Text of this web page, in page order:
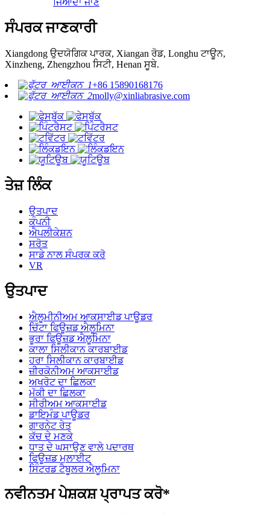
ਜਿਆਦਾ ਜਾਣੋ
ਸੰਪਰਕ ਜਾਣਕਾਰੀ
Xiangdong ਉਦਯੋਗਿਕ ਪਾਰਕ, ​​Xiangan ਰੋਡ, Longhu ਟਾਊਨ,
Xinzheng, Zhengzhou ਸਿਟੀ, Henan ਸੂਬੇ.
+86 15890168176
molly@xinliabrasive.com
ਤੇਜ਼ ਲਿੰਕ
ਉਤਪਾਦ
ਕੰਪਨੀ
ਐਪਲੀਕੇਸ਼ਨ
ਸਰੋਤ
ਸਾਡੇ ਨਾਲ ਸੰਪਰਕ ਕਰੋ
VR
ਉਤਪਾਦ
ਐਲੂਮੀਨੀਅਮ ਆਕਸਾਈਡ ਪਾਊਡਰ
ਚਿੱਟਾ ਫਿਊਜ਼ਡ ਐਲੂਮਿਨਾ
ਭੂਰਾ ਫਿਊਜ਼ਡ ਐਲੂਮਿਨਾ
ਕਾਲਾ ਸਿਲੀਕਾਨ ਕਾਰਬਾਈਡ
ਹਰਾ ਸਿਲੀਕਾਨ ਕਾਰਬਾਈਡ
ਜ਼ੀਰਕੋਨੀਅਮ ਆਕਸਾਈਡ
ਅਖਰੋਟ ਦਾ ਛਿਲਕਾ
ਮੱਕੀ ਦਾ ਛਿਲਕਾ
ਸੀਰੀਅਮ ਆਕਸਾਈਡ
ਡਾਇਮੰਡ ਪਾਊਡਰ
ਗਾਰਨੇਟ ਰੇਤ
ਕੱਚ ਦੇ ਮਣਕੇ
ਧਾਤ ਦੇ ਘਸਾਉਣ ਵਾਲੇ ਪਦਾਰਥ
ਫਿਊਜ਼ਡ ਮੁਲਾਈਟ
ਸਿੰਟਰਡ ਟੈਬੂਲਰ ਐਲੂਮਿਨਾ
ਨਵੀਨਤਮ ਪੇਸ਼ਕਸ਼ ਪ੍ਰਾਪਤ ਕਰੋ*